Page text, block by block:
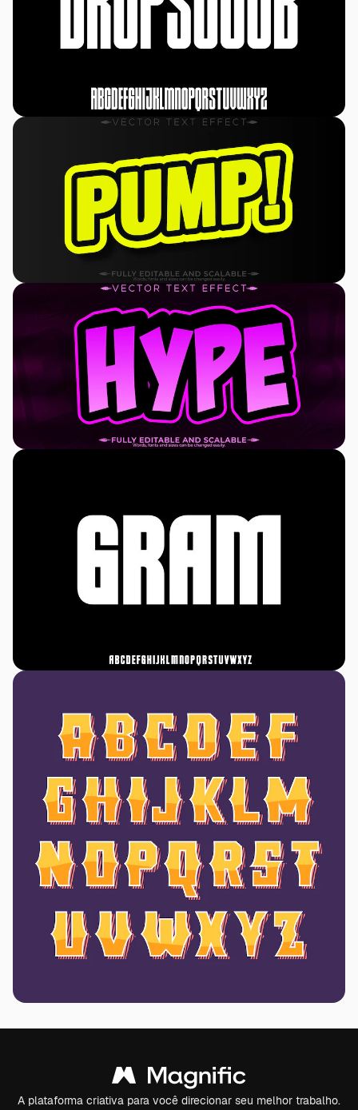
A plataforma criativa para você direcionar seu melhor trabalho.